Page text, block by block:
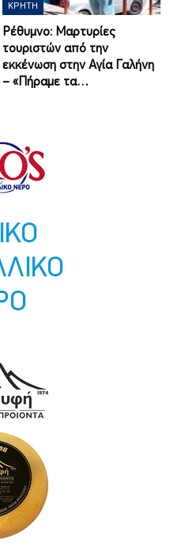
ΚΡΉΤΗ
Ρέθυμνο: Μαρτυρίες
τουριστών από την
εκκένωση στην Αγία Γαλήνη
– «Πήραμε τα…